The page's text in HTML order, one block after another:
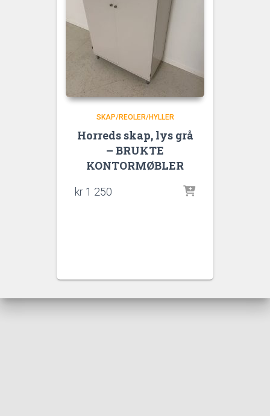
SKAP/REOLER/HYLLER
Horreds skap, lys grå
– BRUKTE
KONTORMØBLER
kr 1 250